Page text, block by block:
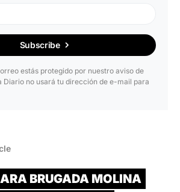
Subscribe
estás protegido por nuestro aviso de
Diario no usará tu dirección de e-mail para
BRUGADA MOLINA